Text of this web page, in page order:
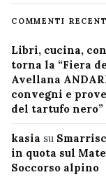
COMMENTI
Libri, cucina,
torna la “Fiera
Avellana
convegni e
del tartufo
kasia su
in quota sul
Soccorso alpino